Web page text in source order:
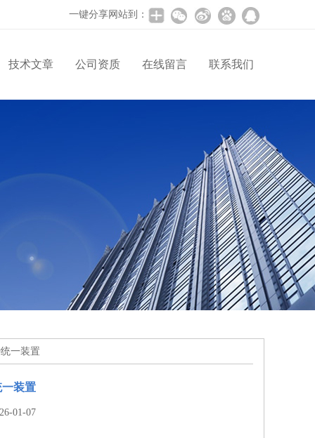
一键分享网站到：
技术文章 公司资质 在线留言 联系我们
一装置
一装置
01-07